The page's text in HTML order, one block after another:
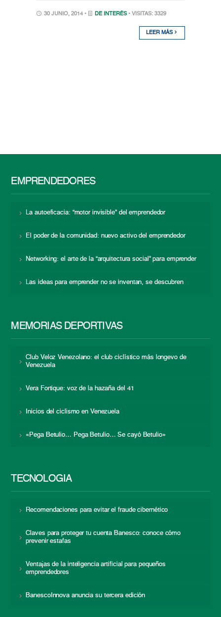
30 JUNIO, 2014 • DE INTERÉS • VISITAS: 3329
LEER MÁS
EMPRENDEDORES
La autoeficacia: “motor invisible” del emprendedor
El poder de la comunidad: nuevo activo del emprendedor
Networking: el arte de la “arquitectura social” para emprender
Las ideas para emprender no se inventan, se descubren
MEMORIAS DEPORTIVAS
Club Veloz Venezolano: el club ciclístico más longevo de
Venezuela
Vera Fortique: voz de la hazaña del 41
Inicios del ciclismo en Venezuela
«Pega Betulio… Pega Betulio… Se cayó Betulio»
TECNOLOGÍA
Recomendaciones para evitar el fraude cibernético
Claves para proteger tu cuenta Banesco: conoce cómo
prevenir estafas
Ventajas de la inteligencia artificial para pequeños
emprendedores
BanescoInnova anuncia su tercera edición